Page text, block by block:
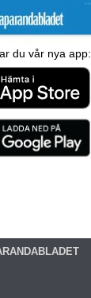
du vår nya app: